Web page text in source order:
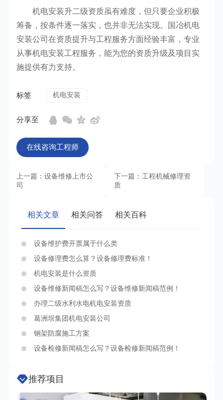
机电安装升二级资质虽有难度，但只要企业积极
筹备，按条件逐一落实，也并非无法实现。国冶机电
安装公司在资质提升与工程服务方面经验丰富，专业
从事机电安装工程服务，能为您的资质升级及项目实
施提供有力支持。
标签 机电安装
分享至
在线咨询工程师
上一篇：设备维修上市公
司
下一篇：工程机械修理资
质
相关文章 相关问答 相关百科
设备维护费开票属于什么类
设备修理费怎么算？设备修理费标准！
机电安装是什么资质
设备维修新闻稿怎么写？设备维修新闻稿范例！
办理二级水利水电机电安装资质
葛洲坝集团机电安装公司
钢架防腐施工方案
设备检修新闻稿怎么写？设备检修新闻稿范例！
推荐项目